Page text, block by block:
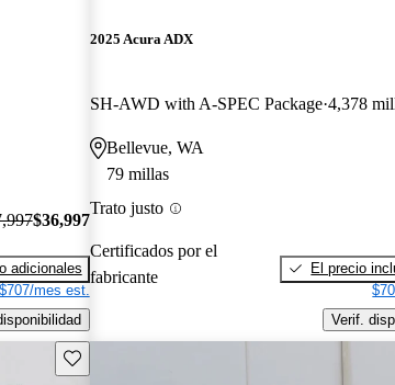
$36,997
adicionales
$707/mes est.
2025 Acura ADX
SH-AWD with A-SPEC Package 4,378
Bellevue, WA
79 millas
Trato justo
Certificados por el
fabricante
El precio
Verif.
Guarda este Aviso